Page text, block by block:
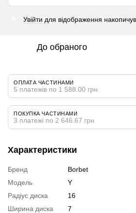
Увійти для відображення
До обраного
ОПЛАТА ЧАСТИНАМИ
5 платежів по 1 588.00 грн
ПОКУПКА ЧАСТИНАМИ
3 платежі по 2 646.67 грн
Характеристики
Бренд
Borbet
Модель
Y
Радіус диска
16
Ширина диска
7